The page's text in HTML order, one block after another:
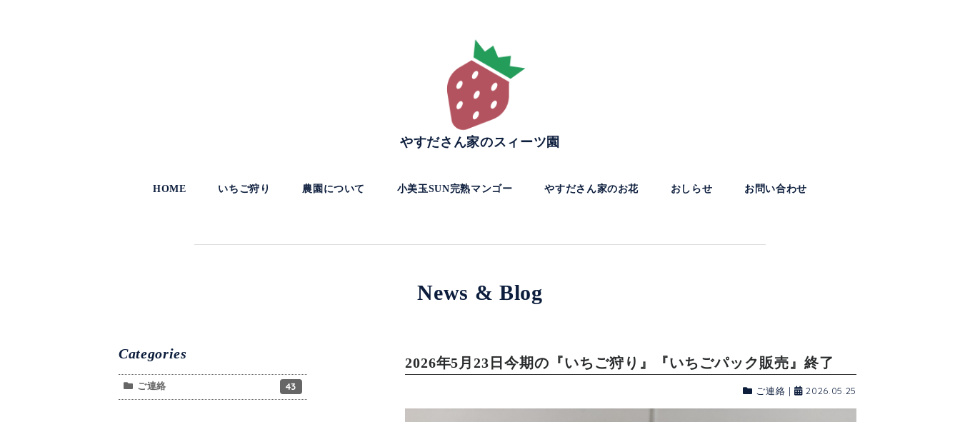
やすださん家のスィーツ園
HOME いちご狩り 農園について 小美玉SUN完熟マンゴー やすださん家のお花 おしらせ お問い合わせ
News & Blog
2026年5月23日今期の『いちご狩り』『いちごパック販売』終了
ご連絡 | 2026.05.25
Categories
ご連絡 43